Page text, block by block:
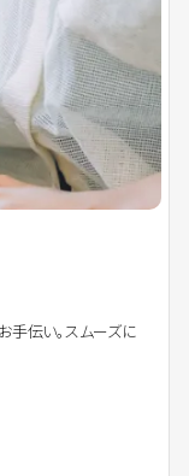
手伝い。スムーズに